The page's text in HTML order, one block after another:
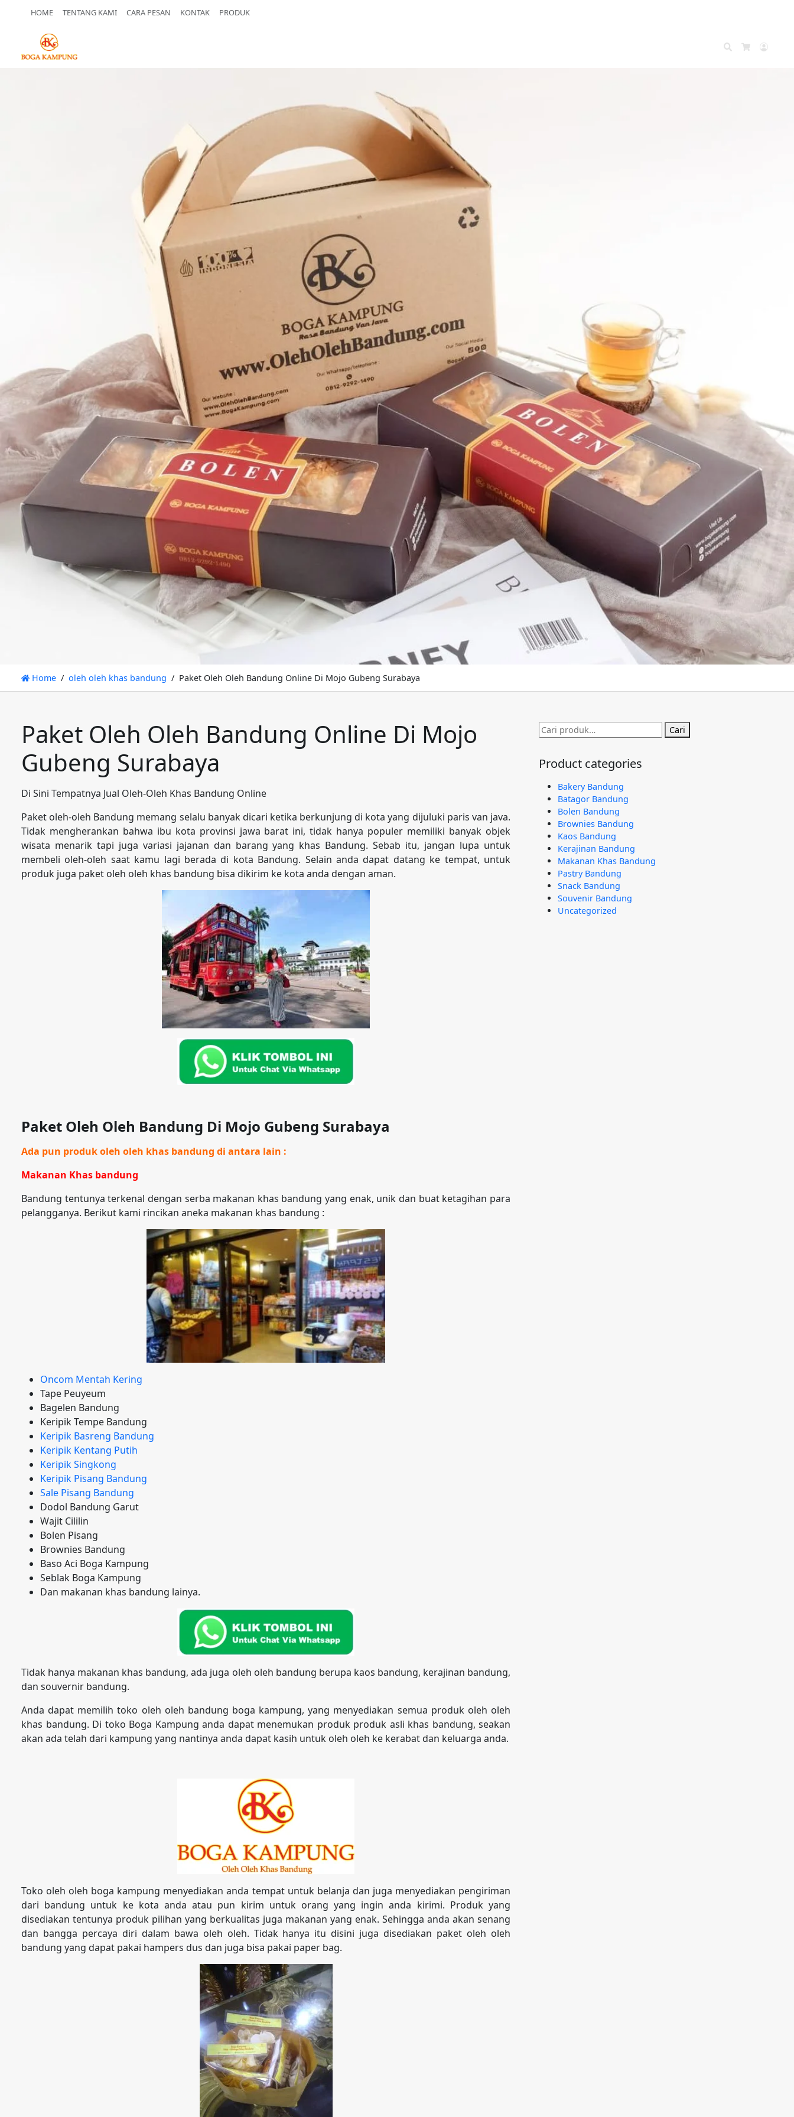
HOME TENTANG KAMI CARA PESAN KONTAK PRODUK
Search
Home oleh oleh khas bandung Paket Oleh Oleh Bandung Online Di Mojo Gubeng Surabaya
Paket Oleh Oleh Bandung Online Di Mojo
Gubeng Surabaya
Di Sini Tempatnya Jual Oleh-Oleh Khas Bandung Online
Paket oleh-oleh Bandung memang selalu banyak dicari ketika berkunjung di kota yang dijuluki paris van java.
Tidak mengherankan bahwa ibu kota provinsi jawa barat ini, tidak hanya populer memiliki banyak objek
wisata menarik tapi juga variasi jajanan dan barang yang khas Bandung. Sebab itu, jangan lupa untuk
membeli oleh-oleh saat kamu lagi berada di kota Bandung. Selain anda dapat datang ke tempat, untuk
produk juga paket oleh oleh khas bandung bisa dikirim ke kota anda dengan aman.
Paket Oleh Oleh Bandung Di Mojo Gubeng Surabaya
Ada pun produk oleh oleh khas bandung di antara lain :
Makanan Khas bandung
Bandung tentunya terkenal dengan serba makanan khas bandung yang enak, unik dan buat ketagihan para
pelangganya. Berikut kami rincikan aneka makanan khas bandung :
Oncom Mentah Kering
Tape Peuyeum
Bagelen Bandung
Keripik Tempe Bandung
Keripik Basreng Bandung
Keripik Kentang Putih
Keripik Singkong
Keripik Pisang Bandung
Sale Pisang Bandung
Dodol Bandung Garut
Wajit Cililin
Bolen Pisang
Brownies Bandung
Baso Aci Boga Kampung
Seblak Boga Kampung
Dan makanan khas bandung lainya.
Tidak hanya makanan khas bandung, ada juga oleh oleh bandung berupa kaos bandung, kerajinan bandung,
dan souvernir bandung.
Anda dapat memilih toko oleh oleh bandung boga kampung, yang menyediakan semua produk oleh oleh
khas bandung. Di toko Boga Kampung anda dapat menemukan produk produk asli khas bandung, seakan
akan ada telah dari kampung yang nantinya anda dapat kasih untuk oleh oleh ke kerabat dan keluarga anda.
Toko oleh oleh boga kampung menyediakan anda tempat untuk belanja dan juga menyediakan pengiriman
dari bandung untuk ke kota anda atau pun kirim untuk orang yang ingin anda kirimi. Produk yang
disediakan tentunya produk pilihan yang berkualitas juga makanan yang enak. Sehingga anda akan senang
dan bangga percaya diri dalam bawa oleh oleh. Tidak hanya itu disini juga disediakan paket oleh oleh
bandung yang dapat pakai hampers dus dan juga bisa pakai paper bag.
Pencarian
untuk:
Cari
Product categories
Bakery Bandung
Batagor Bandung
Bolen Bandung
Brownies Bandung
Kaos Bandung
Kerajinan Bandung
Makanan Khas Bandung
Pastry Bandung
Snack Bandung
Souvenir Bandung
Uncategorized